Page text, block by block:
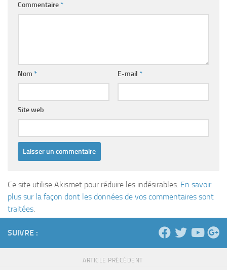
Commentaire*
Nom * E-mail *
Site web
Ce site utilise Akismet pour réduire les indésirables. En savoir
plus sur la façon dont les données de vos commentaires sont
traitées.
SUIVRE :
ARTICLE PRÉCÉDENT